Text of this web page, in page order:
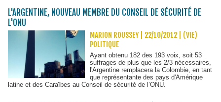
L'ARGENTINE, NOUVEAU MEMBRE DU CONSEIL DE SÉCURITÉ DE
L'ONU
MARION ROUSSEY | 22/10/2012
(VIE)
POLITIQUE
Ayant obtenu 182 des 193 voix, soit 53
suffrages de plus que les 2/3 nécessaires,
l'Argentine remplacera la Colombie, en tant
que représentante des pays d'Amérique
latine et des Caraïbes au Conseil de sécurité de l’ONU.